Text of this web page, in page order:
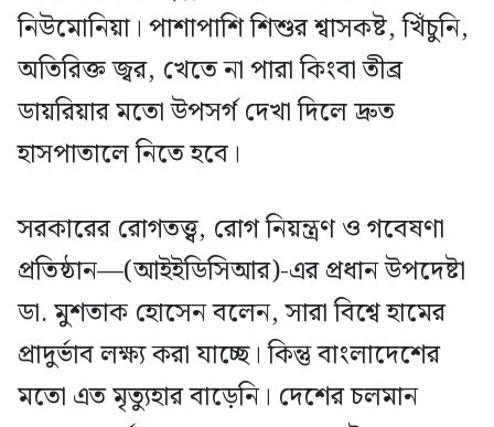
নিউমোনিয়া। পাশাপাশি শিশুর শ্বাসকষ্ট, খিঁচুনি,
অতিরিক্ত জ্বর, খেতে না পারা কিংবা তীব্র
ডায়রিয়ার মতো উপসর্গ দেখা দিলে দ্রুত
হাসপাতালে নিতে হবে।
সরকারের রোগতত্ত্ব, রোগ নিয়ন্ত্রণ ও গবেষণা
প্রতিষ্ঠান—(আইইডিসিআর)-এর প্রধান উপদেষ্টা
ডা. মুশতাক হোসেন বলেন, সারা বিশ্বে হামের
প্রাদুর্ভাব লক্ষ্য করা যাচ্ছে। কিন্তু বাংলাদেশের
মতো এত মৃত্যুহার বাড়েনি। দেশের চলমান